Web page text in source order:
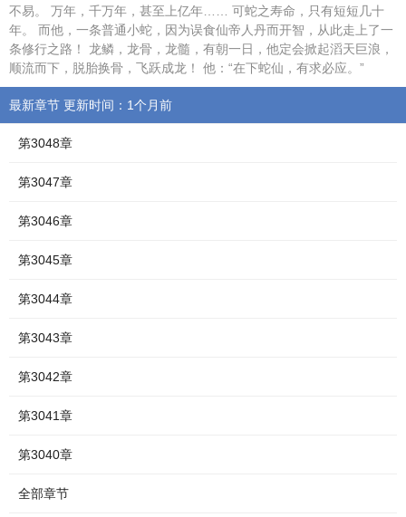
不易。 万年，千万年，甚至上亿年…… 可蛇之寿命，只有短短几十
年。 而他，一条普通小蛇，因为误食仙帝人丹而开智，从此走上了一
条修行之路！ 龙鳞，龙骨，龙髓，有朝一日，他定会掀起滔天巨浪，
顺流而下，脱胎换骨，飞跃成龙！ 他：“在下蛇仙，有求必应。”
最新章节 更新时间：1个月前
第3048章
第3047章
第3046章
第3045章
第3044章
第3043章
第3042章
第3041章
第3040章
全部章节